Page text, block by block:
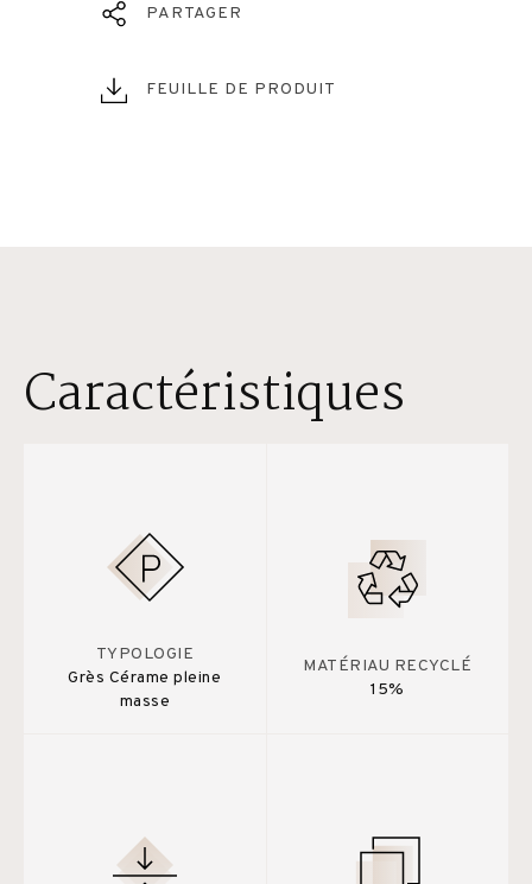
PARTAGER
FEUILLE DE PRODUIT
Caractéristiques
TYPOLOGIE
Grès Cérame pleine
masse
MATÉRIAU RECYCLÉ
15%